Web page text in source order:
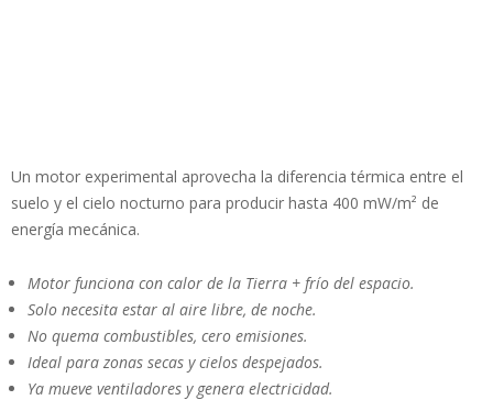
Un motor experimental aprovecha la diferencia térmica entre el
suelo y el cielo nocturno para producir hasta 400 mW/m² de
energía mecánica.
Motor funciona con calor de la Tierra + frío del espacio.
Solo necesita estar al aire libre, de noche.
No quema combustibles, cero emisiones.
Ideal para zonas secas y cielos despejados.
Ya mueve ventiladores y genera electricidad.